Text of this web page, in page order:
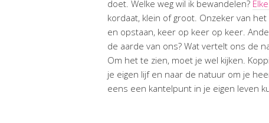
doet. Welke weg wil ik bewandelen?
kordaat, klein of groot. Onzeker van
en opstaan, keer op keer op keer.
de aarde van ons? Wat vertelt ons de
Om het te zien, moet je wel kijken.
je eigen lijf en naar de natuur om je
eens een kantelpunt in je eigen leven